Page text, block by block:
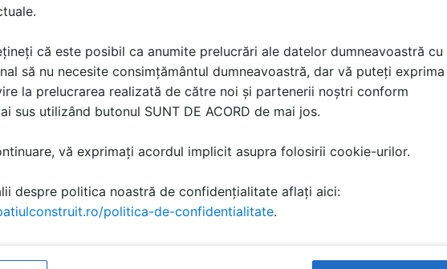
IonutMares125 a scris la data 17 Aug 2024, 13:18
că este posibil ca anumite prelucrări ale datelor dumneavoastră cu
să nu necesite consimțământul dumneavoastră, dar vă puteți exprima
la prelucrarea realizată de către noi și partenerii noștri conform
sus utilizând butonul SUNT DE ACORD de mai jos.
vă exprimați acordul implicit asupra folosirii cookie-urilor.
despre politica noastră de confidențialitate aflați aici:
politica-de-confidentialitate.